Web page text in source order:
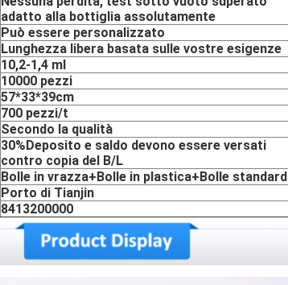
adatto alla bottiglia assolutamente
Può essere personalizzato
Lunghezza libera basata sulle vostre esigenze
10,2-1,4 ml
10000 pezzi
57*33*39cm
700 pezzi/t
Secondo la qualità
30%Deposito e saldo devono essere versati
contro copia del B/L
Bolle in vrazza+Bolle in plastica+Bolle standard
Porto di Tianjin
8413200000